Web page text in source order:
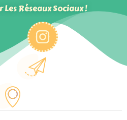
Les Réseaux Sociaux !